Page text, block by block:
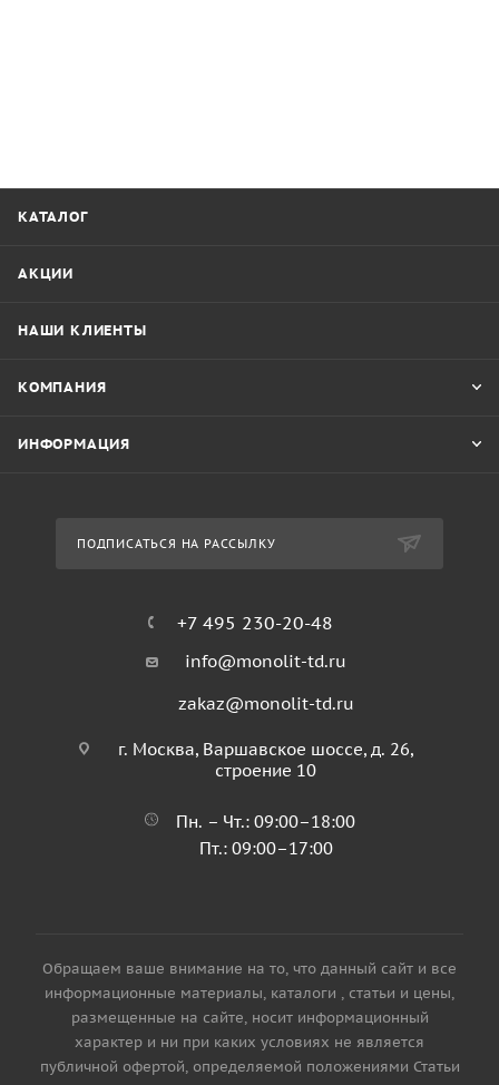
КАТАЛОГ
АКЦИИ
НАШИ КЛИЕНТЫ
КОМПАНИЯ
ИНФОРМАЦИЯ
ПОДПИСАТЬСЯ НА РАССЫЛКУ
+7 495 230-20-48
info@monolit-td.ru
zakaz@monolit-td.ru
г. Москва, Варшавское шоссе, д. 26,
строение 10
Пн. – Чт.: 09:00–18:00
Пт.: 09:00–17:00
Обращаем ваше внимание на то, что данный сайт и все
информационные материалы, каталоги , статьи и цены,
размещенные на сайте, носит информационный
характер и ни при каких условиях не является
публичной офертой, определяемой положениями Статьи